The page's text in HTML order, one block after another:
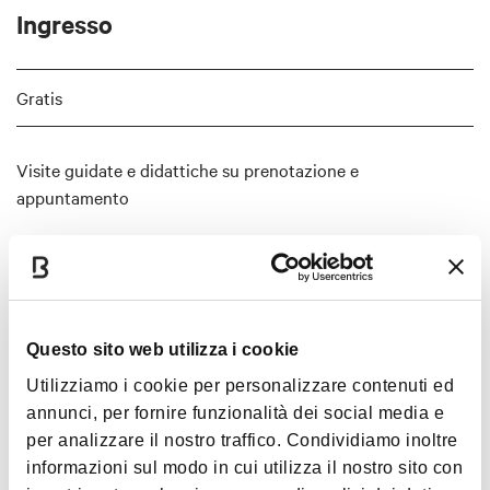
Questo sito web utilizza i cookie
Utilizziamo i cookie per personalizzare contenuti ed
annunci, per fornire funzionalità dei social media e
per analizzare il nostro traffico. Condividiamo inoltre
informazioni sul modo in cui utilizza il nostro sito con
Ingresso
Gratis
Visite guidate e didattiche su prenotazione e
appuntamento
Interessi
Arte e Cultura
Musica e
Spettacolo